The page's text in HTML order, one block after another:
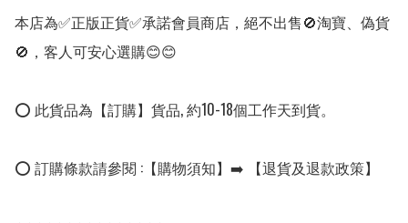
本店為✅正版正貨✅承諾會員商店，絕不出售🚫淘寶、偽貨
🚫，客人可安心選購😊😊
⭕ 此貨品為【訂購】貨品, 約10-18個工作天到貨。
⭕ 訂購條款請參閱 :【購物須知】➡️ 【退貨及退款政策】